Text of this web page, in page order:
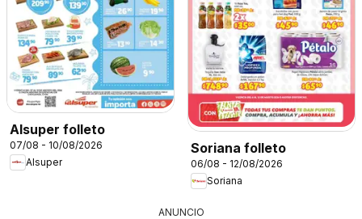
Alsuper folleto
07/08 - 10/08/2026
Alsuper
Soriana folleto
06/08 - 12/08/2026
Soriana
ANUNCIO